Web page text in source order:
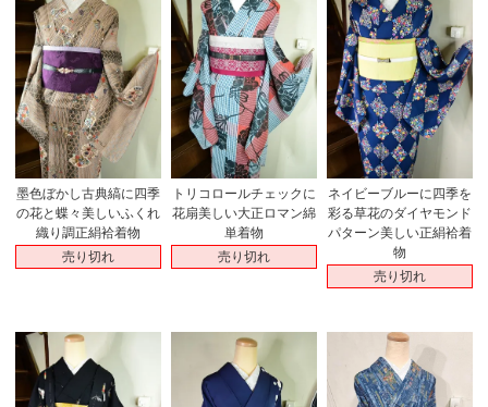
墨色ぼかし古典縞に四季
の花と蝶々美しいふくれ
織り調正絹袷着物
売り切れ
トリコロールチェックに
花扇美しい大正ロマン綿
単着物
売り切れ
ネイビーブルーに四季を
彩る草花のダイヤモンド
パターン美しい正絹袷着
物
売り切れ